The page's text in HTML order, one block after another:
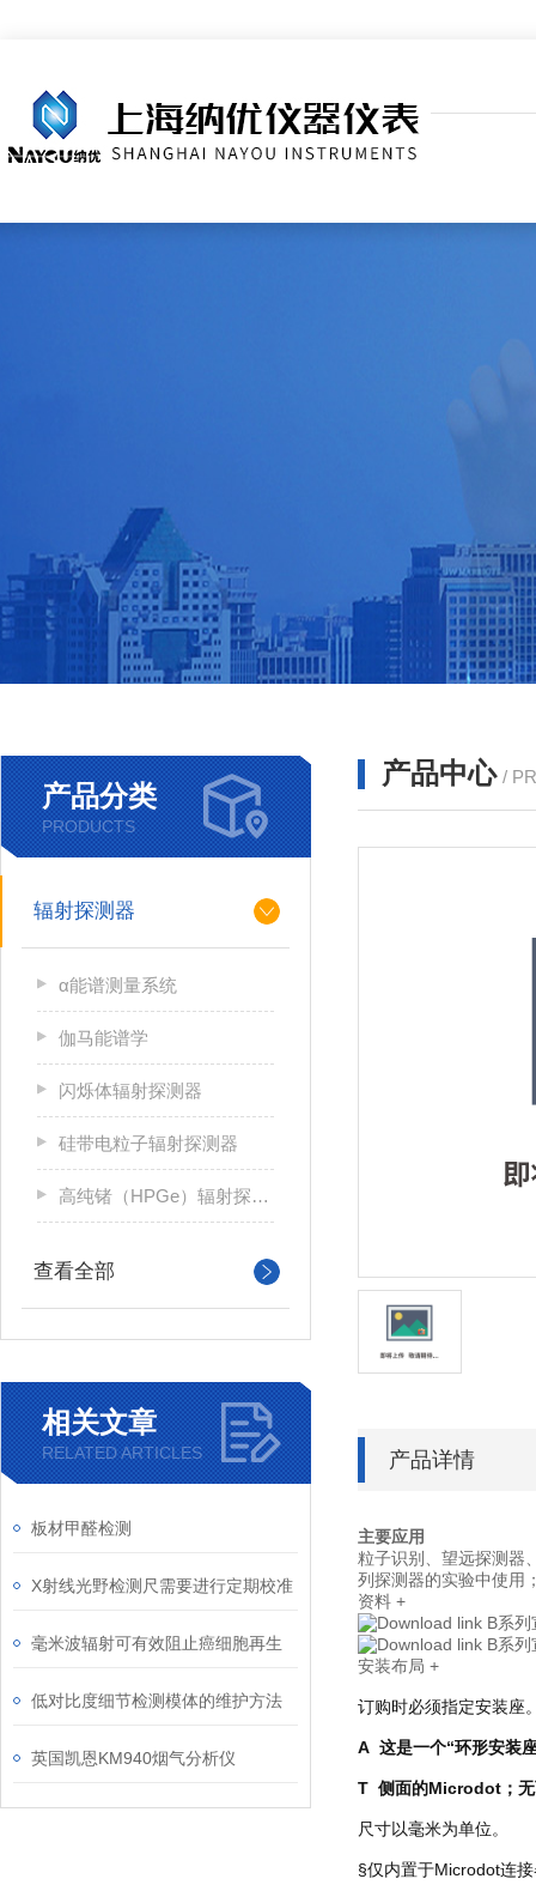
产品分类
PRODUCTS
辐射探测器
α能谱测量系统
伽马能谱学
闪烁体辐射探测器
硅带电粒子辐射探测器
高纯锗（HPGe）辐射探测器
查看全部
相关文章
RELATED ARTICLES
板材甲醛检测
X射线光野检测尺需要进行定期校准
毫米波辐射可有效阻止癌细胞再生
低对比度细节检测模体的维护方法
英国凯恩KM940烟气分析仪
产品中心 /
产品详情
主要应用
粒子识别、望远探测器
列探测器的实验中使用
资料 +
B系列
B系
安装布局 +
订购时必须指定安装座
A 这是一个“环形安装
T 侧面的Microdot ；
尺寸以毫米为单位。
§仅内置于Microdot连